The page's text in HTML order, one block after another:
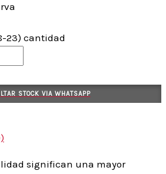
23) cantidad
STOCK VIA WHATSAPP
significan una mayor